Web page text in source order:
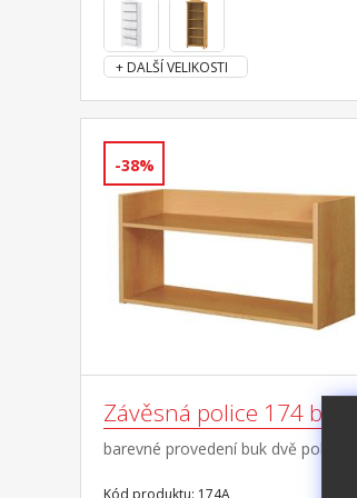
+ DALŠÍ VELIKOSTI
-38%
Závěsná police 174 buk
barevné provedení buk dvě police
Kód produktu: 174A